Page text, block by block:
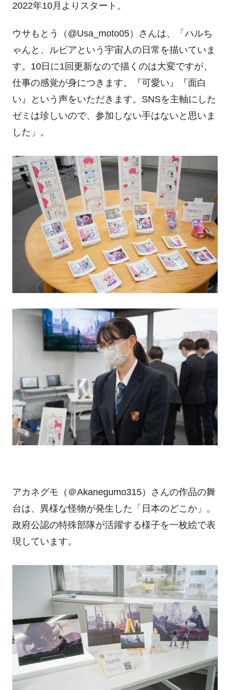
2022年10月よりスタート。
ウサもとう（ @Usa_moto05）さんは、「ハルち
ゃんと、ルビアという宇宙人の日常を描いていま
す。 10日に1 回更新なので描くのは大変ですが、
仕事の感覚が身につきます。『可愛い』『面白
い』という声をいただきます。 SNSを主軸にした
ゼミは珍しいので、参加しない手はないと思いま
した」。
アカネグモ（＠Akanegumo315）さんの作品の舞
台は、異様な怪物が発生した「日本のどこか」。
政府公認の特殊部隊が活躍する様子を一枚絵で表
現しています。